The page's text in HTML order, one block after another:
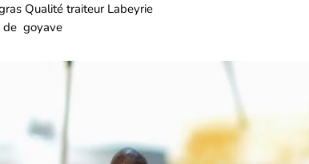
Qualité traiteur Labeyrie
de goyave